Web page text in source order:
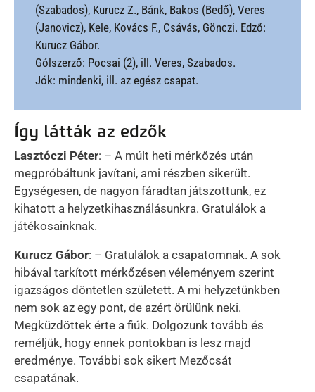
(Szabados), Kurucz Z., Bánk, Bakos (Bedő), Veres
(Janovicz), Kele, Kovács F., Csávás, Gönczi. Edző:
Kurucz Gábor.
Gólszerző: Pocsai (2), ill. Veres, Szabados.
Jók: mindenki, ill. az egész csapat.
Így látták az edzők
Lasztóczi Péter: – A múlt heti mérkőzés után
megpróbáltunk javítani, ami részben sikerült.
Egységesen, de nagyon fáradtan játszottunk, ez
kihatott a helyzetkihasználásunkra. Gratulálok a
játékosainknak.
Kurucz Gábor: – Gratulálok a csapatomnak. A sok
hibával tarkított mérkőzésen véleményem szerint
igazságos döntetlen született. A mi helyzetünkben
nem sok az egy pont, de azért örülünk neki.
Megküzdöttek érte a fiúk. Dolgozunk tovább és
reméljük, hogy ennek pontokban is lesz majd
eredménye. További sok sikert Mezőcsát
csapatának.